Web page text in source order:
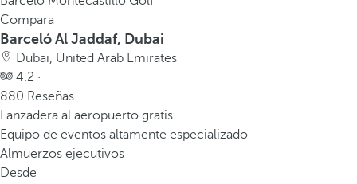
Compara
Barceló Al Jaddaf, Dubai
Dubai, United Arab Emirates
4.2 ·
880 Reseñas
Lanzadera al aeropuerto gratis
Equipo de eventos altamente especializado
Almuerzos ejecutivos
Desde